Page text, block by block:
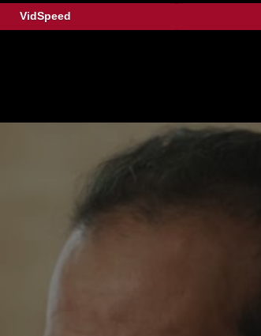
VidSpeed